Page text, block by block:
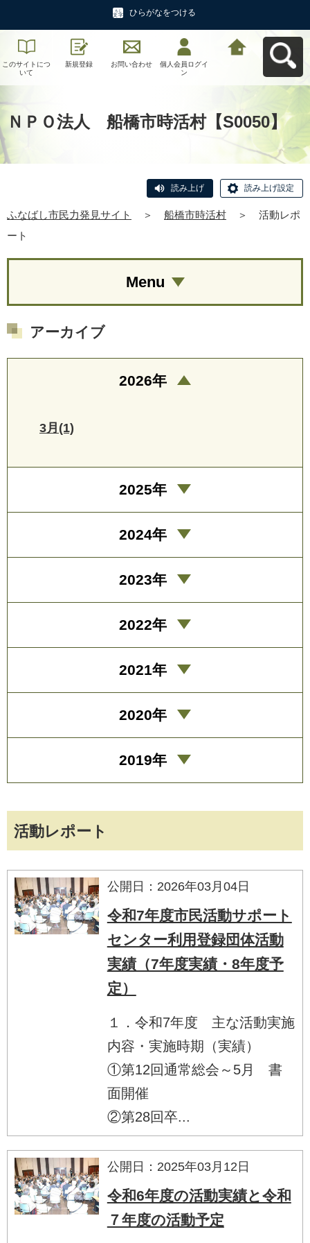
ひらがなをつける
このサイトにつ
いて
新規登録 お問い合わせ
個人会員ログイ
ン
ＮＰＯ法人 船橋市時活村【S0050】
読み上げ 読み上げ設定
ふなばし市民力発見サイト ＞ 船橋市時活村 ＞
活動レポ
ート
活動レポート
公開日：2026年03月04日
令和7年度市民活動サポート
センター利用登録団体活動
実績（7年度実績・8年度予
定）
１．令和7年度 主な活動実施
内容・実施時期（実績）
①第12回通常総会～5月 書
面開催
②第28回卒...
公開日：2025年03月12日
令和6年度の活動実績と令和
７年度の活動予定
Menu
アーカイブ
2026年
3月(1)
2025年
2024年
2023年
2022年
2021年
2020年
2019年